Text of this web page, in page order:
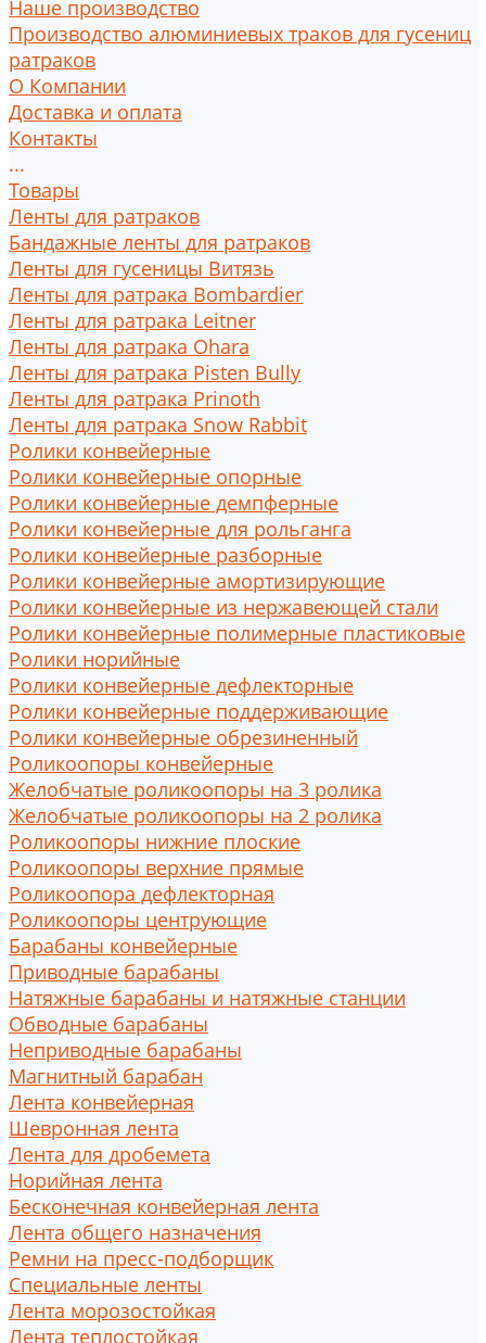
Наше производство
Производство алюминиевых траков для гусениц
ратраков
О Компании
Доставка и оплата
Контакты
...
Товары
Ленты для ратраков
Бандажные ленты для ратраков
Ленты для гусеницы Витязь
Ленты для ратрака Bombardier
Ленты для ратрака Leitner
Ленты для ратрака Ohara
Ленты для ратрака Pisten Bully
Ленты для ратрака Prinoth
Ленты для ратрака Snow Rabbit
Ролики конвейерные
Ролики конвейерные опорные
Ролики конвейерные демпферные
Ролики конвейерные для рольганга
Ролики конвейерные разборные
Ролики конвейерные амортизирующие
Ролики конвейерные из нержавеющей стали
Ролики конвейерные полимерные пластиковые
Ролики норийные
Ролики конвейерные дефлекторные
Ролики конвейерные поддерживающие
Ролики конвейерные обрезиненный
Роликоопоры конвейерные
Желобчатые роликоопоры на 3 ролика
Желобчатые роликоопоры на 2 ролика
Роликоопоры нижние плоские
Роликоопоры верхние прямые
Роликоопора дефлекторная
Роликоопоры центрующие
Барабаны конвейерные
Приводные барабаны
Натяжные барабаны и натяжные станции
Обводные барабаны
Неприводные барабаны
Магнитный барабан
Лента конвейерная
Шевронная лента
Лента для дробемета
Норийная лента
Бесконечная конвейерная лента
Лента общего назначения
Ремни на пресс-подборщик
Специальные ленты
Лента морозостойкая
Лента теплостойкая